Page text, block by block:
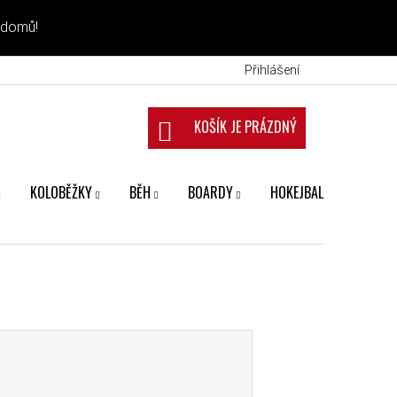
Přihlášení
NÁKUPNÍ KOŠÍK
KOLOBĚŽKY BĚH BOARDY HOKEJBAL